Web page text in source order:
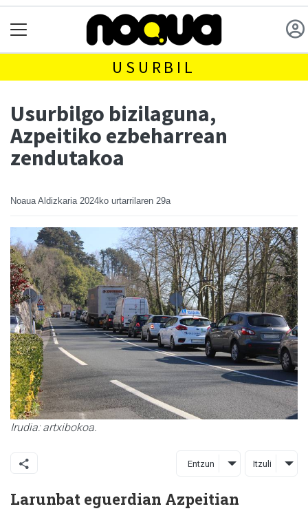
USURBIL
Usurbilgo bizilaguna,
Azpeitiko ezbeharrean
zendutakoa
Noaua Aldizkaria 2024ko urtarrilaren 29a
Irudia: artxibokoa.
Entzun Itzuli
Larunbat eguerdian Azpeitian